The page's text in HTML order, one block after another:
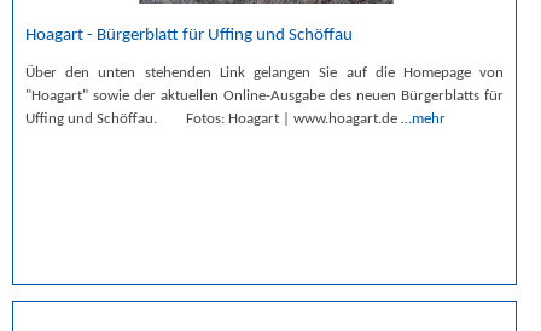
Hoagart - Bürgerblatt für Uffing und Schöffau
Über den unten stehenden Link gelangen Sie auf die Homepage von
"Hoagart" sowie der aktuellen Online-Ausgabe des neuen Bürgerblatts für
Uffing und Schöffau. Fotos: Hoagart | www.hoagart.de …mehr